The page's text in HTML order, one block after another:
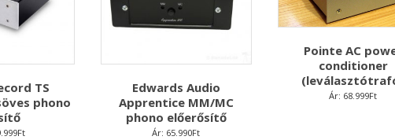
TS
phono
Ft
Edwards Audio
Apprentice MM/MC
phono előerősítő
Ár: 65.990Ft
Pointe AC
conditioner
Ár: 68.999Ft